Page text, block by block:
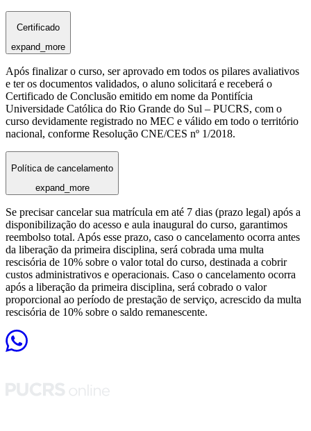
Certificado
expand_more
Após finalizar o curso, ser aprovado em todos os pilares avaliativos
e ter os documentos validados, o aluno solicitará e receberá o
Certificado de Conclusão emitido em nome da Pontifícia
Universidade Católica do Rio Grande do Sul – PUCRS, com o
curso devidamente registrado no MEC e válido em todo o território
nacional, conforme Resolução CNE/CES nº 1/2018.
Política de cancelamento
expand_more
Se precisar cancelar sua matrícula em até 7 dias (prazo legal) após a
disponibilização do acesso e aula inaugural do curso, garantimos
reembolso total. Após esse prazo, caso o cancelamento ocorra antes
da liberação da primeira disciplina, será cobrada uma multa
rescisória de 10% sobre o valor total do curso, destinada a cobrir
custos administrativos e operacionais. Caso o cancelamento ocorra
após a liberação da primeira disciplina, será cobrado o valor
proporcional ao período de prestação de serviço, acrescido da multa
rescisória de 10% sobre o saldo remanescente.